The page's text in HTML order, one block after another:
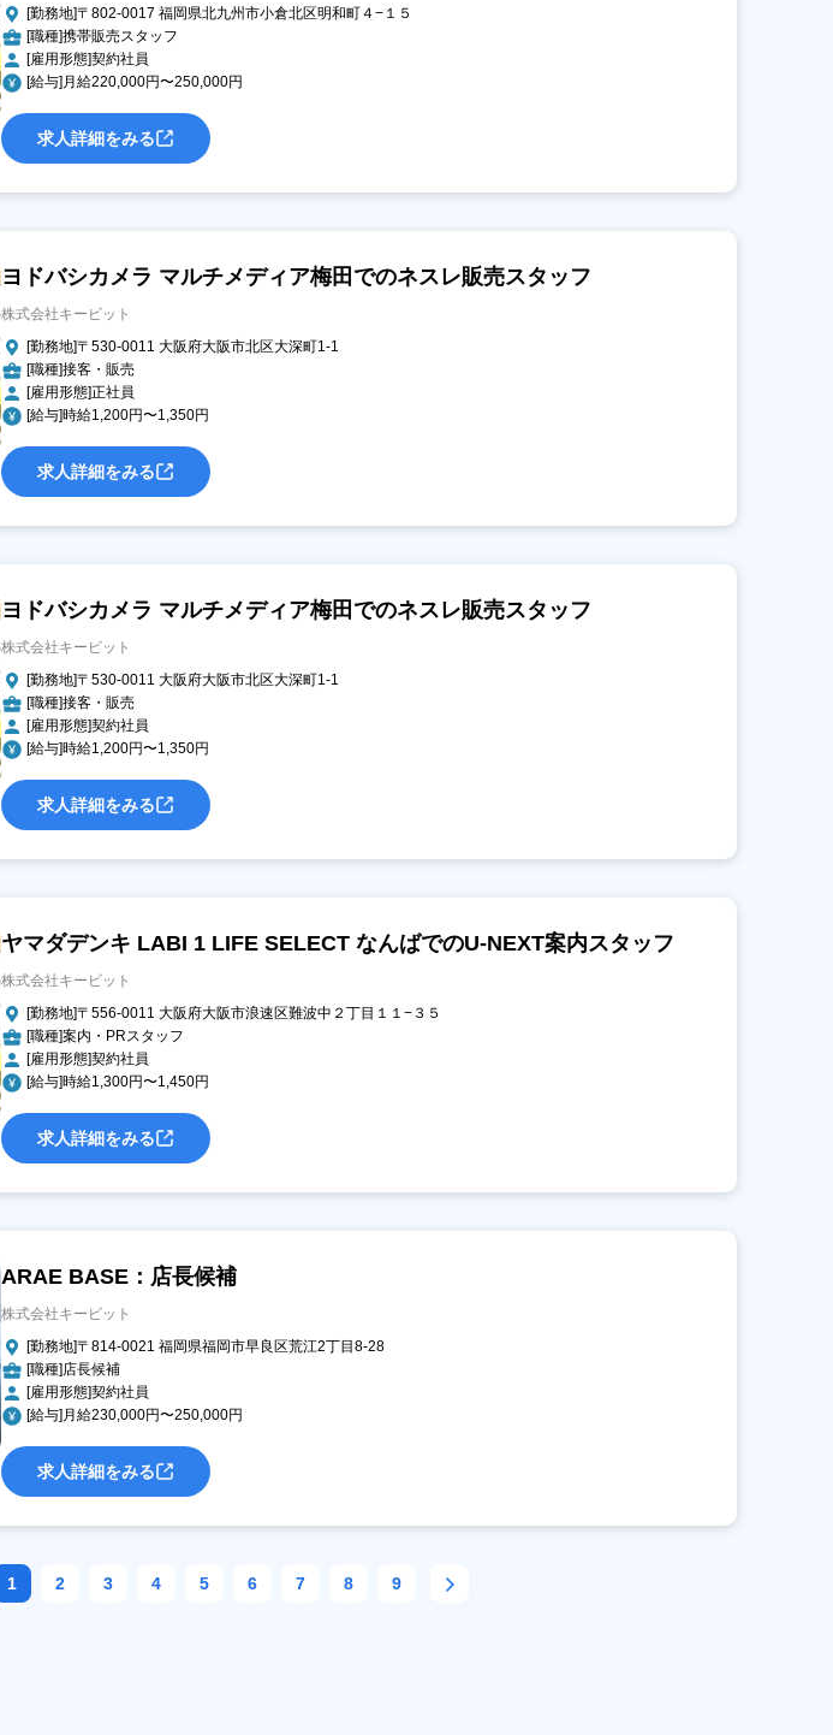
[勤務地]〒802-0017 福岡県北九州市小倉北区明和町４−１５
[職種]携帯販売スタッフ
[雇用形態]契約社員
[給与]月給220,000円〜250,000円
求人詳細をみる
ヨドバシカメラ マルチメディア梅田でのネスレ販売スタッフ
株式会社キービット
[勤務地]〒530-0011 大阪府大阪市北区大深町1-1
[職種]接客・販売
[雇用形態]正社員
[給与]時給1,200円〜1,350円
求人詳細をみる
ヨドバシカメラ マルチメディア梅田でのネスレ販売スタッフ
株式会社キービット
[勤務地]〒530-0011 大阪府大阪市北区大深町1-1
[職種]接客・販売
[雇用形態]契約社員
[給与]時給1,200円〜1,350円
求人詳細をみる
ヤマダデンキ LABI 1 LIFE SELECT なんばでのU-NEXT案内スタッフ
株式会社キービット
[勤務地]〒556-0011 大阪府大阪市浪速区難波中２丁目１１−３５
[職種]案内・PRスタッフ
[雇用形態]契約社員
[給与]時給1,300円〜1,450円
求人詳細をみる
ARAE BASE：店長候補
株式会社キービット
[勤務地]〒814-0021 福岡県福岡市早良区荒江2丁目8-28
[職種]店長候補
[雇用形態]契約社員
[給与]月給230,000円〜250,000円
求人詳細をみる
1 2 3 4 5 6 7 8 9